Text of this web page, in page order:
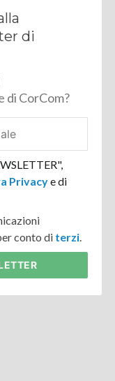
di
di CorCom?
Privacye di
conto di terzi.